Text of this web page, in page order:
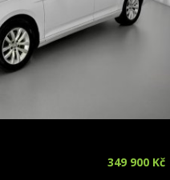
349 900 Kč